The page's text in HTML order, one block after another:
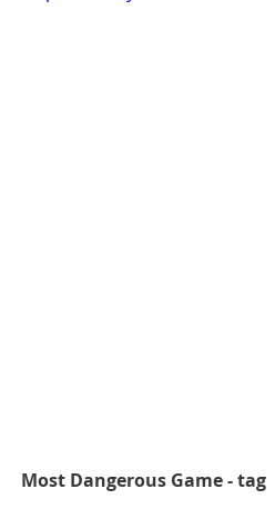
Most Dangerous Game - tag